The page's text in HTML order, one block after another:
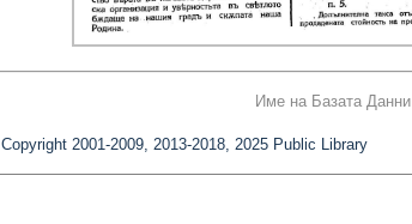
Име на Базата Данни
Copyright 2001-2009, 2013-2018, 2025 Public Library